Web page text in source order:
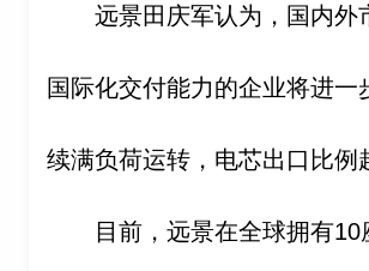
远景田庆军认为，国内外
国际化交付能力的企业将进
续满负荷运转，电芯出口比例
目前，远景在全球拥有